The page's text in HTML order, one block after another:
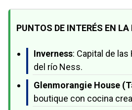
PUNTOS DE INTERÉS EN
Inverness: Capital de las
del río Ness.
Glenmorangie House
boutique con cocina